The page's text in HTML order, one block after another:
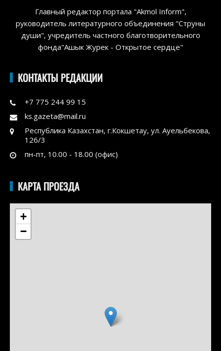
Главный редактор портала "Akmol Inform",
руководитель литературного объединения "Струны
души", учредитель частного благотворительного
фонда"Ашык Журек - Открытое сердце"
КОНТАКТЫ РЕДАКЦИИ
+7 775 244 99 15
ks.gazeta@mail.ru
Республика Казахстан, г.Кокшетау, ул. Ауельбекова,
126/3
пн-пт, 10.00 - 18.00 (офис)
КАРТА ПРОЕЗДА
+
−